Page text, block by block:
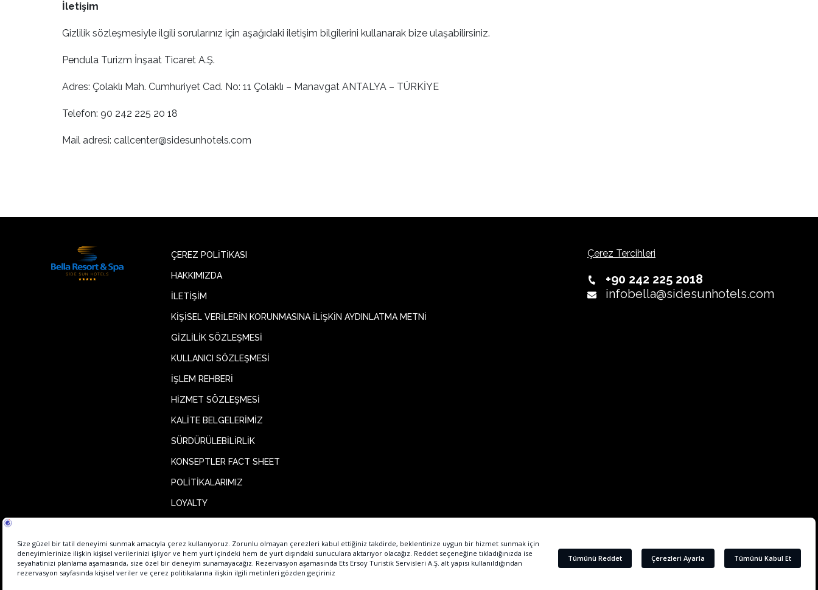
İletişim
Gizlilik sözleşmesiyle ilgili sorularınız için aşağıdaki iletişim bilgilerini kullanarak bize ulaşabilirsiniz.
Pendula Turizm İnşaat Ticaret A.Ş.
Adres: Çolaklı Mah. Cumhuriyet Cad. No: 11 Çolaklı – Manavgat ANTALYA – TÜRKİYE
Telefon: 90 242 225 20 18
Mail adresi: callcenter@sidesunhotels.com
ÇEREZ POLİTİKASI
HAKKIMIZDA
İLETİŞİM
KİŞİSEL VERİLERİN KORUNMASINA İLİŞKİN AYDINLATMA METNİ
GİZLİLİK SÖZLEŞMESİ
KULLANICI SÖZLEŞMESİ
İŞLEM REHBERİ
HİZMET SÖZLEŞMESİ
KALİTE BELGELERİMİZ
SÜRDÜRÜLEBİLİRLİK
KONSEPTLER FACT SHEET
POLİTİKALARIMIZ
LOYALTY
Çerez Tercihleri
+90 242 225 2018
infobella@sidesunhotels.com
Etstur Elektronik Ticaret Bilgi Sistemi' ne (ETBİS) kayıtlıdır. Bu tesisin online rezervasyon alt yapı hizmeti, Hotel Agent tarafından sağlanmaktadır.